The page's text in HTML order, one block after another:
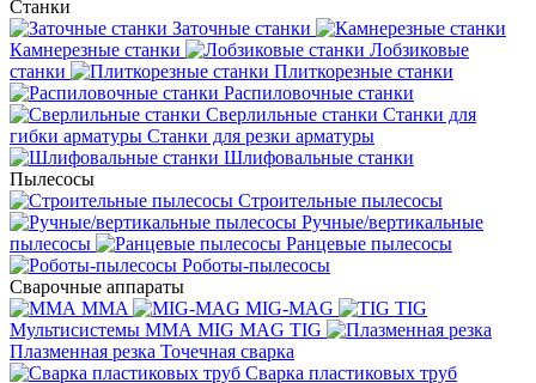
Станки
Заточные станки
Камнерезные станки
Лобзиковые
станки
Плиткорезные станки
Распиловочные станки
Сверлильные станки Станки для
гибки арматуры Станки для резки арматуры
Шлифовальные станки
Пылесосы
Строительные пылесосы
Ручные/вертикальные
пылесосы
Ранцевые пылесосы
Роботы-пылесосы
Сварочные аппараты
MMA
MIG-MAG
TIG
Мультисистемы ММА MIG MAG TIG
Плазменная резка Точечная сварка
Cварка пластиковых труб